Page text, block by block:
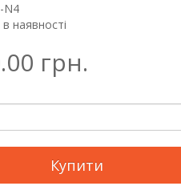
N4
наявності
грн.
Купити